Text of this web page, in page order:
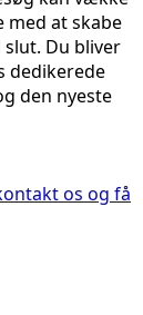
med at skabe
Du bliver
dedikerede
den nyeste
os og få